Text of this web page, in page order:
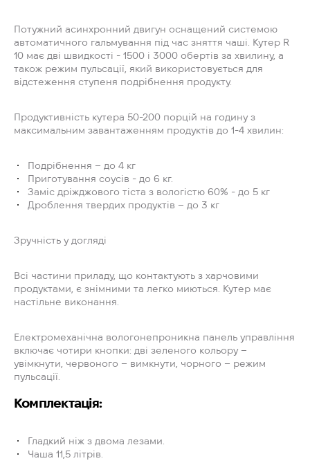
Потужний асинхронний двигун оснащений системою
автоматичного гальмування під час зняття чаші. Кутер R
10 має дві швидкості - 1500 і 3000 обертів за хвилину, а
також режим пульсації, який використовується для
відстеження ступеня подрібнення продукту.
Продуктивність кутера 50-200 порцій на годину з
максимальним завантаженням продуктів до 1-4 хвилин:
Подрібнення – до 4 кг
Приготування соусів - до 6 кг.
Заміс дріжджового тіста з вологістю 60% - до 5 кг
Дроблення твердих продуктів – до 3 кг
Зручність у догляді
Всі частини приладу, що контактують з харчовими
продуктами, є знімними та легко миються. Кутер має
настільне виконання.
Електромеханічна вологонепроникна панель управління
включає чотири кнопки: дві зеленого кольору –
увімкнути, червоного – вимкнути, чорного – режим
пульсації.
Комплектація:
Гладкий ніж з двома лезами.
Чаша 11,5 літрів.